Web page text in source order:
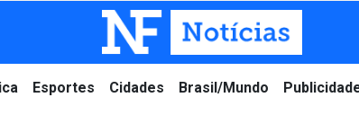
Esportes Cidades Brasil/Mundo